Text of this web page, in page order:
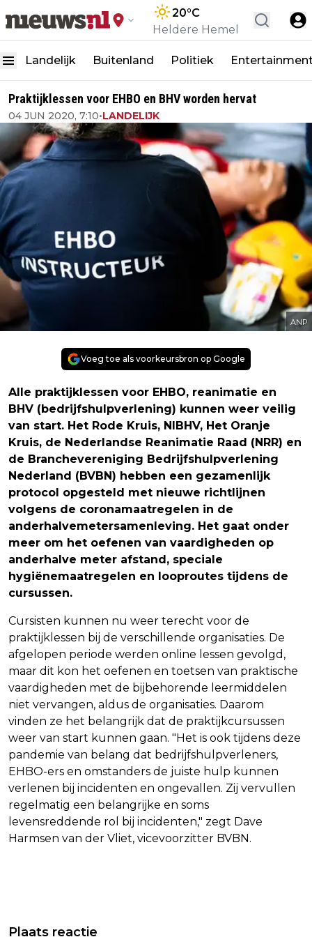
20°C
Heldere Hemel
Landelijk Buitenland Politiek
Praktijklessen voor EHBO en BHV worden hervat
04 JUN 2020, 7:10•LANDELIJK
ANP
Voeg toe als voorkeursbron op Google
Alle praktijklessen voor EHBO, reanimatie en
BHV (bedrijfshulpverlening) kunnen weer veilig
van start. Het Rode Kruis, NIBHV, Het Oranje
Kruis, de Nederlandse Reanimatie Raad (NRR) en
de Branchevereniging Bedrijfshulpverlening
Nederland (BVBN) hebben een gezamenlijk
protocol opgesteld met nieuwe richtlijnen
volgens de coronamaatregelen in de
anderhalvemetersamenleving. Het gaat onder
meer om het oefenen van vaardigheden op
anderhalve meter afstand, speciale
hygiënemaatregelen en looproutes tijdens de
cursussen.
Cursisten kunnen nu weer terecht voor de
praktijklessen bij de verschillende organisaties. De
afgelopen periode werden online lessen gevolgd,
maar dit kon het oefenen en toetsen van praktische
vaardigheden met de bijbehorende leermiddelen
niet vervangen, aldus de organisaties. Daarom
vinden ze het belangrijk dat de praktijkcursussen
weer van start kunnen gaan. "Het is ook tijdens deze
pandemie van belang dat bedrijfshulpverleners,
EHBO-ers en omstanders de juiste hulp kunnen
verlenen bij incidenten en ongevallen. Zij vervullen
regelmatig een belangrijke en soms
levensreddende rol bij incidenten," zegt Dave
Harmsen van der Vliet, vicevoorzitter BVBN.
Plaats reactie